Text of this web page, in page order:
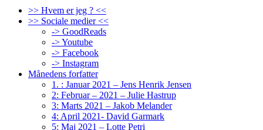
>> Hvem er jeg ? <<
>> Sociale medier <<
-> GoodReads
-> Youtube
-> Facebook
-> Instagram
Månedens forfatter
1. : Januar 2021 – Jens Henrik Jensen
2: Februar – 2021 – Julie Hastrup
3: Marts 2021 – Jakob Melander
4: April 2021- David Garmark
5: Maj 2021 – Lotte Petri